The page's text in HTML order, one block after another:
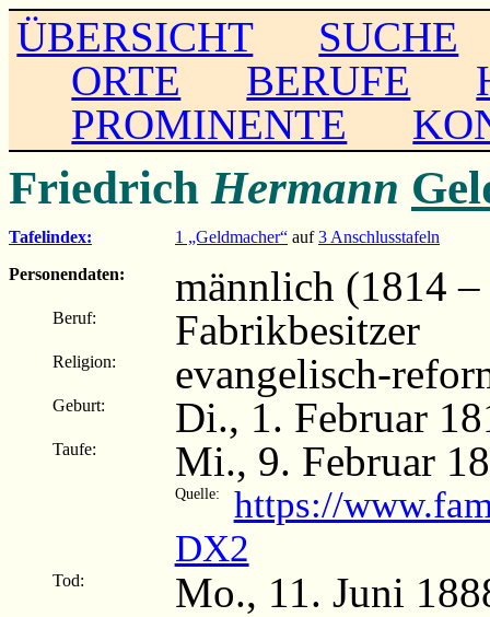
ÜBERSICHT
SUCHE
ORTE
BERUFE
PROMINENTE
Friedrich Hermann
Tafelindex: 1 „Geldmacher“ auf3 Anschlusstafeln
Personendaten:
männlich (1814
Beruf: Fabrikbesitzer
Religion: evangelisch-
Geburt: Di., 1. Februar
Taufe: Mi., 9. Februar
Quelle:
https://
DX2
Tod: Mo., 11. Juni